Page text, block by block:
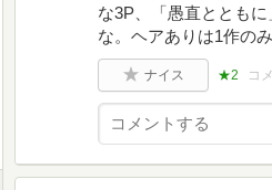
な3P、「愚直ととも
な。ヘアありは1作の
ナイス ★2 コ